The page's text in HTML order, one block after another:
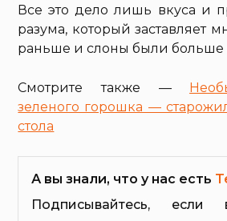
Все это дело лишь вкуса и
разума, который заставляет
раньше и слоны были больше
Смотрите также —
зеленого горошка —
стола
А вы знали, что у нас есть
Подписывайтесь, если